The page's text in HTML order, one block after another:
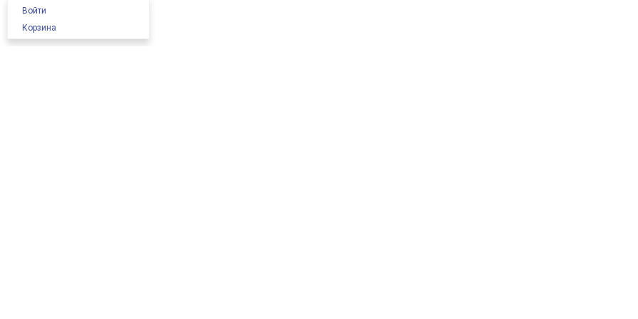
Войти
Корзина